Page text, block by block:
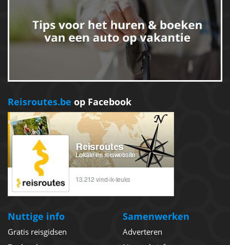
Reisroutes.be op Facebook
Nuttige info
Gratis reisgidsen
Samenwerken
Adverteren